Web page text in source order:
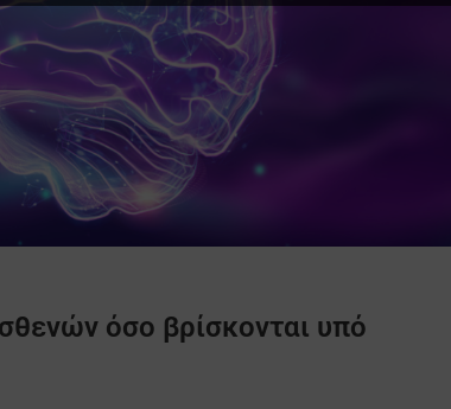
όσο βρίσκονται υπό